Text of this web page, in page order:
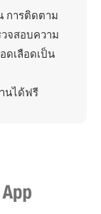
การติดตาม
จสอบความ
ดเลือดเป็น
นได้ฟรี